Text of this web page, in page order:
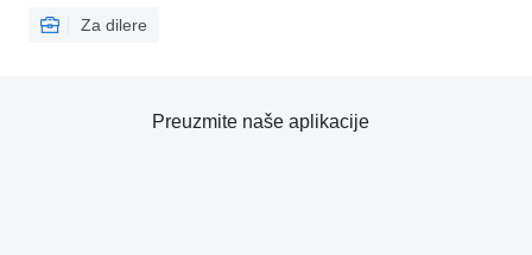
Za dilere
Preuzmite naše aplikacije